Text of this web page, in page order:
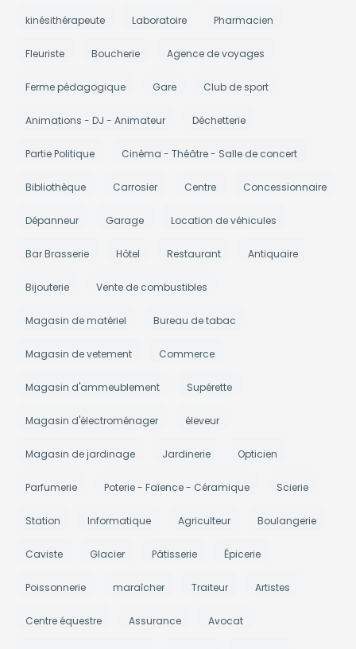
kinésithérapeute Laboratoire Pharmacien
Fleuriste Boucherie Agence de voyages
Ferme pédagogique Gare Club de sport
Animations - DJ - Animateur Déchetterie
Partie Politique Cinéma - Théâtre - Salle de concert
Bibliothèque Carrosier Centre Concessionnaire
Dépanneur Garage Location de véhicules
Bar Brasserie Hôtel Restaurant Antiquaire
Bijouterie Vente de combustibles
Magasin de matériel Bureau de tabac
Magasin de vetement Commerce
Magasin d'ammeublement Supérette
Magasin d'électroménager éleveur
Magasin de jardinage Jardinerie Opticien
Parfumerie Poterie - Faïence - Céramique Scierie
Station Informatique Agriculteur Boulangerie
Caviste Glacier Pâtisserie Épicerie
Poissonnerie maraîcher Traiteur Artistes
Centre équestre Assurance Avocat